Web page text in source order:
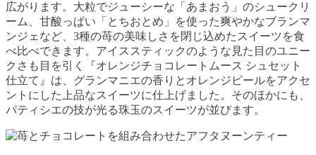
広がります。大粒でジューシーな「あまおう」のシュークリ
ーム、甘酸っぱい「とちおとめ」を使った爽やかなブランマ
ンジェなど、3種の苺の美味しさを閉じ込めたスイーツを食
べ比べできます。アイススティックのような見た目のユニー
クさも目を引く『オレンジチョコレートムース シュセット
仕立て』は、グランマニエの香りとオレンジピールをアクセ
ントにした上品なスイーツに仕上げました。そのほかにも、
パティシエの技が光る珠玉のスイーツが並びます。